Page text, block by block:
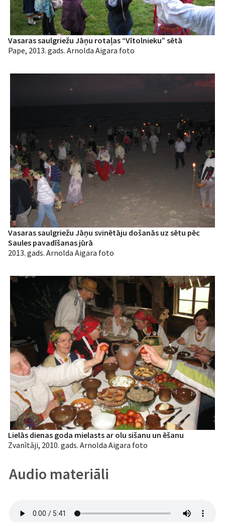
Vasaras saulgriežu Jāņu rotaļas “Vītolnieku” sētā
Pape, 2013. gads. Arnolda Aigara foto
Vasaras saulgriežu Jāņu svinētāju došanās uz sētu pēc
Saules pavadīšanas jūrā
2013. gads. Arnolda Aigara foto
Lielās dienas goda mielasts ar olu sišanu un ēšanu
Zvanītāji, 2010. gads. Arnolda Aigara foto
Audio materiāli